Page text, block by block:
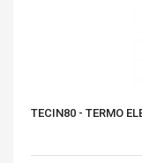
TECIN80 - TERMO